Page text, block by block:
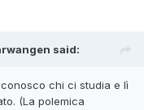
said:
chi ci studia e lì
(La polemica